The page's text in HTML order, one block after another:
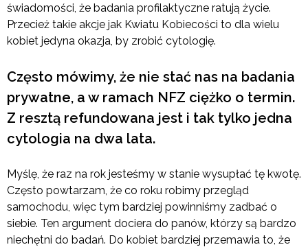
świadomości, że badania profilaktyczne ratują życie.
Przecież takie akcje jak Kwiatu Kobiecości to dla wielu
kobiet jedyna okazja, by zrobić cytologię.
Często mówimy, że nie stać nas na badania
prywatne, a w ramach NFZ ciężko o termin.
Z resztą refundowana jest i tak tylko jedna
cytologia na dwa lata.
Myślę, że raz na rok jesteśmy w stanie wysupłać tę kwotę.
Często powtarzam, że co roku robimy przegląd
samochodu, więc tym bardziej powinniśmy zadbać o
siebie. Ten argument dociera do panów, którzy są bardzo
niechętni do badań. Do kobiet bardziej przemawia to, że